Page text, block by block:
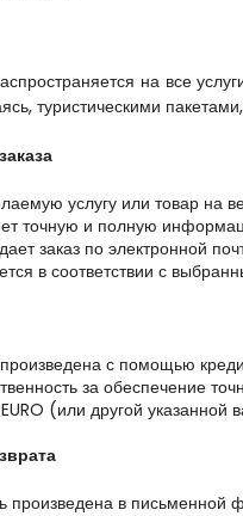
на все
туристическими
услугу или товар на
точную и полную
заказ по электронной
в соответствии с
с помощью
за обеспечение
(или другой
произведена в